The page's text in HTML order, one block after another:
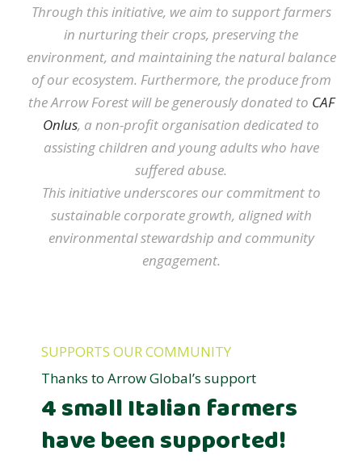
Through this initiative, we aim to support farmers
in nurturing their crops, preserving the
environment, and maintaining the natural balance
of our ecosystem. Furthermore, the produce from
the Arrow Forest will be generously donated to CAF
Onlus, a non-profit organisation dedicated to
assisting children and young adults who have
suffered abuse.
This initiative underscores our commitment to
sustainable corporate growth, aligned with
environmental stewardship and community
engagement.
SUPPORTS OUR COMMUNITY
Thanks to Arrow Global’s support
4 small Italian farmers
have been supported!